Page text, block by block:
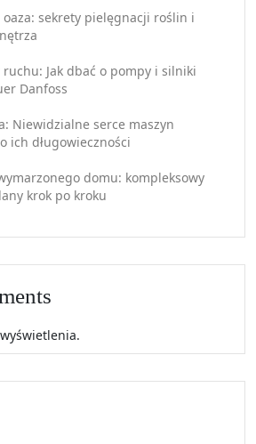
oaza: sekrety pielęgnacji roślin i
Jak dbać o pompy i silniki
Danfoss
Niewidzialne serce maszyn
ich długowieczności
domu: kompleksowy
krok po kroku